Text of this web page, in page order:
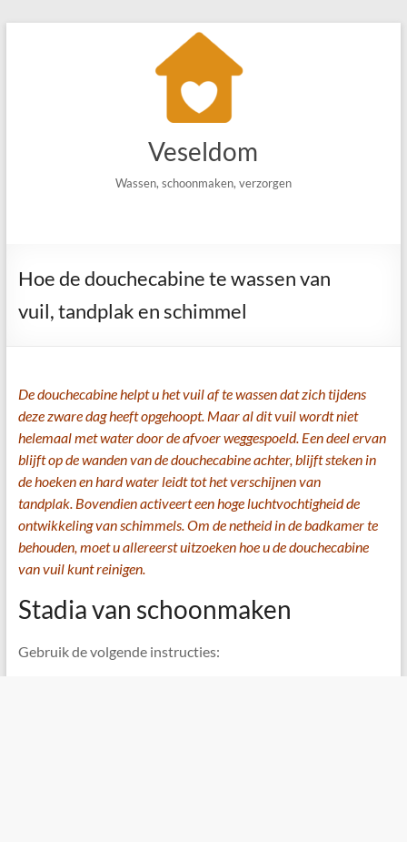
Veseldom
Wassen, schoonmaken, verzorgen
Hoe de douchecabine te wassen van
vuil, tandplak en schimmel
De douchecabine helpt u het vuil af te wassen dat zich tijdens
deze zware dag heeft opgehoopt. Maar al dit vuil wordt niet
helemaal met water door de afvoer weggespoeld. Een deel ervan
blijft op de wanden van de douchecabine achter, blijft steken in
de hoeken en hard water leidt tot het verschijnen van
tandplak. Bovendien activeert een hoge luchtvochtigheid de
ontwikkeling van schimmels. Om de netheid in de badkamer te
behouden, moet u allereerst uitzoeken hoe u de douchecabine
van vuil kunt reinigen.
Stadia van schoonmaken
Gebruik de volgende instructies: